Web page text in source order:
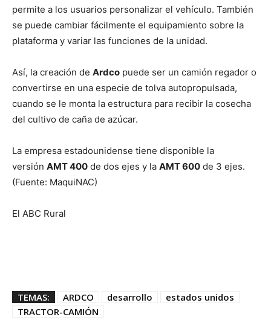
permite a los usuarios personalizar el vehículo. También
se puede cambiar fácilmente el equipamiento sobre la
plataforma y variar las funciones de la unidad.
Así, la creación de Ardco puede ser un camión regador o
convertirse en una especie de tolva autopropulsada,
cuando se le monta la estructura para recibir la cosecha
del cultivo de caña de azúcar.
La empresa estadounidense tiene disponible la
versión AMT 400 de dos ejes y la AMT 600 de 3 ejes.
(Fuente: MaquiNAC)
El ABC Rural
TEMAS: ARDCO desarrollo
estados unidos
TRACTOR-CAMIÓN